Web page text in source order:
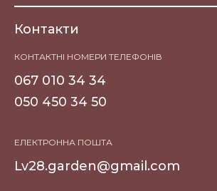
Контакти
КОНТАКТНІ НОМЕРИ ТЕЛЕФОНІВ
067 010 34 34
050 450 34 50
ЕЛЕКТРОННА ПОШТА
Lv28.garden@gmail.com